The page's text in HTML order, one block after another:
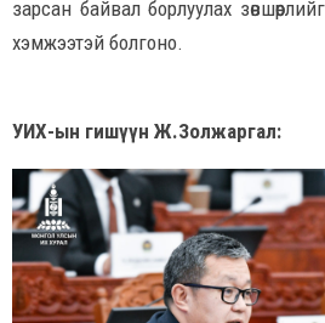
зарсан байвал борлуулах
хэмжээтэй болгоно.
УИХ-ын гишүүн Ж.Золжаргал: